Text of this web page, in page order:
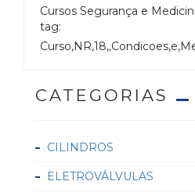
Cursos Segurança e
tag:
CATEGORIAS
CILINDROS
ELETROVÁLVULAS